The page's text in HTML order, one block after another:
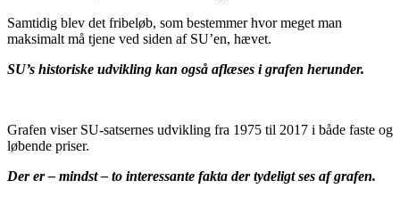
Samtidig blev det fribeløb, som bestemmer hvor meget man
maksimalt må tjene ved siden af SU’en, hævet.
SU’s historiske udvikling kan også aflæses i grafen herunder.
Grafen viser SU-satsernes udvikling fra 1975 til 2017 i både faste og
løbende priser.
Der er – mindst – to interessante fakta der tydeligt ses af grafen.